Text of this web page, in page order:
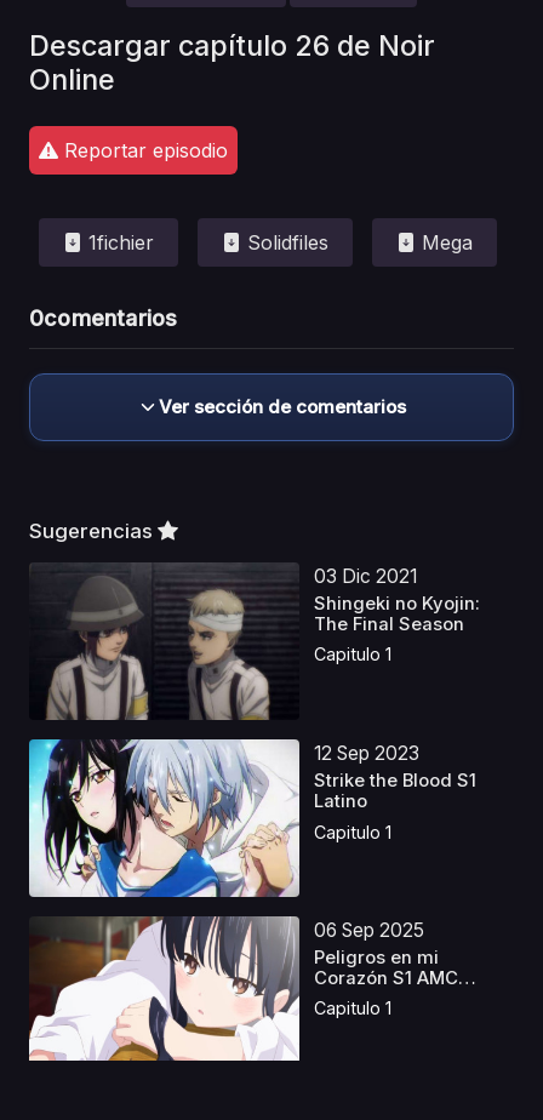
Descargar capítulo 26 de Noir
Online
Reportar episodio
1fichier Solidfiles Mega
0comentarios
Ver sección de comentarios
Sugerencias
03 Dic 2021
Shingeki no Kyojin:
The Final Season
Capitulo 1
12 Sep 2023
Strike the Blood S1
Latino
Capitulo 1
06 Sep 2025
Peligros en mi
Corazón S1 AMC
Castellan...
Capitulo 1